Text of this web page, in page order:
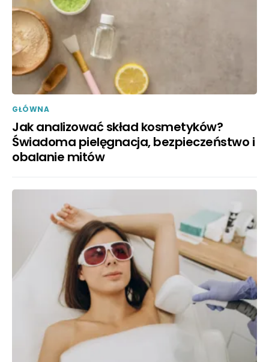
GŁÓWNA
Jak analizować skład kosmetyków?
Świadoma pielęgnacja, bezpieczeństwo i
obalanie mitów